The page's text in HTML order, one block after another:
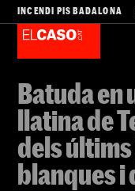
INCENDI PIS BADALONA
Batuda en
llatina de
dels
blanques i